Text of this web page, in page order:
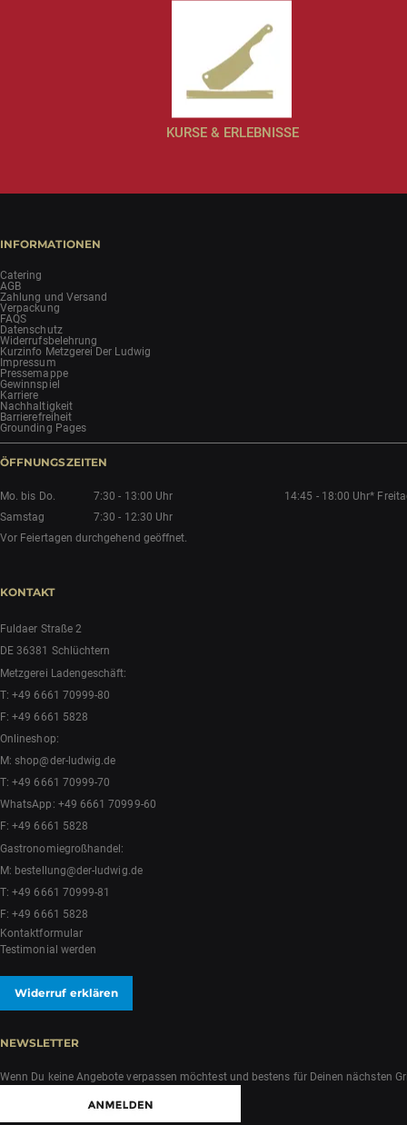
KURSE & ERLEBNISSE
INFORMATIONEN
Catering
AGB
Zahlung und Versand
Verpackung
FAQS
Datenschutz
Widerrufsbelehrung
Kurzinfo Metzgerei Der Ludwig
Impressum
Pressemappe
Gewinnspiel
Karriere
Nachhaltigkeit
Barrierefreiheit
Grounding Pages
ÖFFNUNGSZEITEN
Mo. bis Do. 7:30 - 13:00 Uhr 14:45 - 18:00 Uhr*
Samstag
7:30 - 12:30 Uhr
Vor Feiertagen durchgehend geöffnet.
KONTAKT
Fuldaer Straße 2
DE 36381 Schlüchtern
Metzgerei Ladengeschäft:
T:+49 6661 70999-80
F: +49 6661 5828
Onlineshop:
M:shop@der-ludwig.de
T:+49 6661 70999-70
WhatsApp: +49 6661 70999-60
F: +49 6661 5828
Gastronomiegroßhandel:
M: bestellung@der-ludwig.de
T:+49 6661 70999-81
F: +49 6661 5828
Kontaktformular
Testimonial werden
Widerruf erklären
NEWSLETTER
Wenn Du keine Angebote verpassen möchtest und bestens für Deinen nächsten